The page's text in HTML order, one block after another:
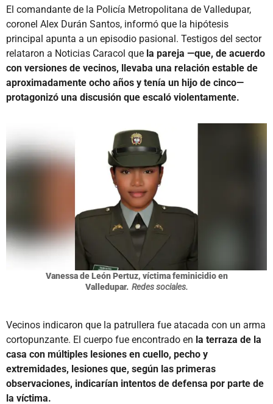
El comandante de la Policía Metropolitana de Valledupar,
coronel Alex Durán Santos, informó que la hipótesis
principal apunta a un episodio pasional. Testigos del sector
relataron a Noticias Caracol que la pareja —que, de acuerdo
con versiones de vecinos, llevaba una relación estable de
aproximadamente ocho años y tenía un hijo de cinco—
protagonizó una discusión que escaló violentamente.
Vanessa de León Pertuz, víctima feminicidio en
Valledupar. Redes sociales.
Vecinos indicaron que la patrullera fue atacada con un arma
cortopunzante. El cuerpo fue encontrado en la terraza de la
casa con múltiples lesiones en cuello, pecho y
extremidades, lesiones que, según las primeras
observaciones, indicarían intentos de defensa por parte de
la víctima.